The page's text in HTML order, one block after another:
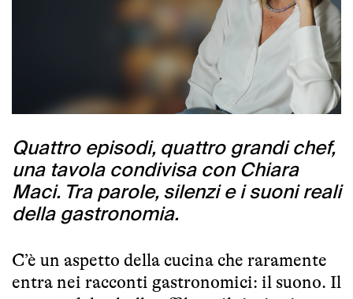
Quattro episodi, quattro grandi chef,
una tavola condivisa con Chiara
Maci. Tra parole, silenzi e i suoni reali
della gastronomia.
C’è un aspetto della cucina che raramente
entra nei racconti gastronomici: il suono. Il